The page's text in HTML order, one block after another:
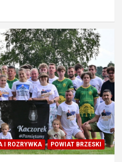
I ROZRYWKA POWIAT BRZESKI